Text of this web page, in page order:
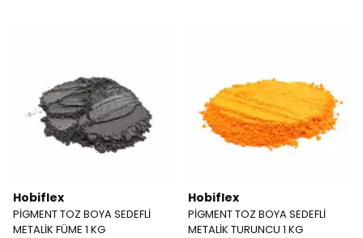
Hobiflex
PİGMENT TOZ BOYA SEDEFLİ
METALİK FÜME 1 KG
Hobiflex
PİGMENT TOZ BOYA SEDEFLİ
METALİK TURUNCU 1 KG